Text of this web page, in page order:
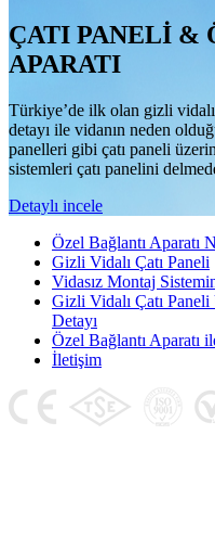
ÇATI PANELİ &
APARATI
Türkiye’de ilk olan gizli
detayı ile vidanın neden
panelleri gibi çatı paneli
sistemleri çatı panelini
Detaylı incele
Özel Bağlantı Aparatı
Gizli Vidalı Çatı Paneli
Vidasız Montaj
Gizli Vidalı Çatı
Detayı
Özel Bağlantı Aparatı
İletişim